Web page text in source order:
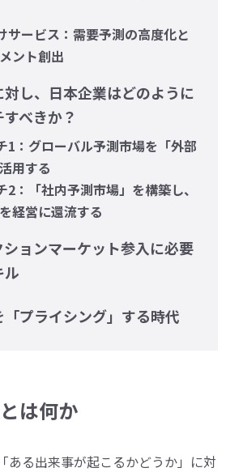
サービス：需要予測の高度化と
ント創出
し、日本企業はどのように
べきか？
1：グローバル予測市場を「外部
用する
2：「社内予測市場」を構築し、
経営に還流する
ションマーケット参入に必要
ル
プライシング」する時代
は何か
ある出来事が起こるかどうか」に対